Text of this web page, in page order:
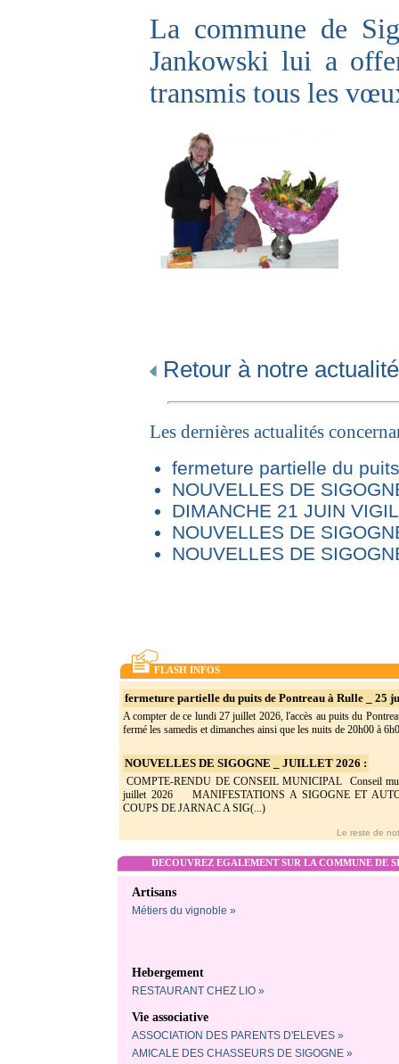
La commune de
Jankowski lui a
transmis tous les
Retour à notre actualité
Les dernières actualités
fermeture partielle du
NOUVELLES DE
DIMANCHE 21 JUIN
NOUVELLES DE
NOUVELLES DE
FLASH INFOS
fermeture partielle du puits de Pontreau à Rulle _ 25
A compter de ce lundi 27 juillet 2026, l'accès au puits du
fermé les samedis et dimanches ainsi que les nuits de 20h00 à
NOUVELLES DE SIGOGNE _ JUILLET 2026 :
COMPTE-RENDU DE CONSEIL MUNICIPAL Conseil
juillet 2026 MANIFESTATIONS A SIGOGNE ET
COUPS DE JARNAC A SIG(...)
Le reste de
DECOUVREZ EGALEMENT SUR LA COMMUNE DE
Artisans
Métiers du vignoble »
Hebergement
RESTAURANT CHEZ LIO »
Vie associative
ASSOCIATION DES PARENTS D'ELEVES »
AMICALE DES CHASSEURS DE SIGOGNE »